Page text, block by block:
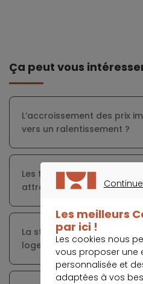
Ça peut vous
L’accroissement des prix
vers un ralentissement ?
Les taux de crédit
attractifs
La stratégie du
logement bientôt
Les meilleurs
par ici !
Les cookies nous
vous proposer une
personnalisée et
adaptées à vos